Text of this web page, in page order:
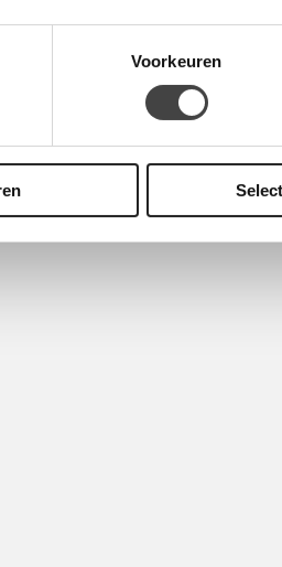
Voorkeuren
en PPF. Zorgeloos